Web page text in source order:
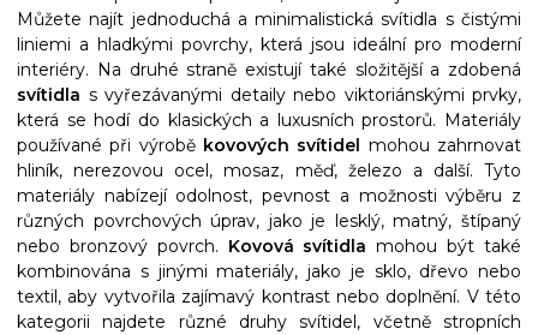
Můžete najít jednoduchá a minimalistická svítidla s čistými
liniemi a hladkými povrchy, která jsou ideální pro moderní
interiéry. Na druhé straně existují také složitější a zdobená
svítidla s vyřezávanými detaily nebo viktoriánskými prvky,
která se hodí do klasických a luxusních prostorů. Materiály
používané při výrobě kovových svítidel mohou zahrnovat
hliník, nerezovou ocel, mosaz, měď, železo a další. Tyto
materiály nabízejí odolnost, pevnost a možnosti výběru z
různých povrchových úprav, jako je lesklý, matný, štípaný
nebo bronzový povrch. Kovová svítidla mohou být také
kombinována s jinými materiály, jako je sklo, dřevo nebo
textil, aby vytvořila zajímavý kontrast nebo doplnění. V této
kategorii najdete různé druhy svítidel, včetně stropních